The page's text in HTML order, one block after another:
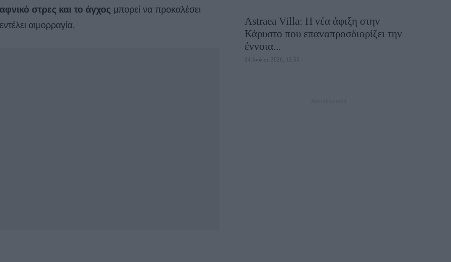
στρες και το άγχος μπορεί να προκαλέσει
αιμορραγία.
Astraea Villa: Η νέα άφιξη στην
Κάρυστο που επαναπροσδιορίζει την
έννοια...
24 Ιουλίου 2026, 12:55